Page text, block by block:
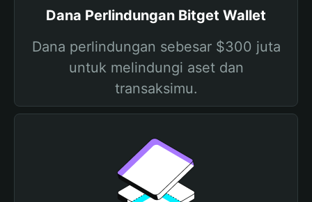
Dana Perlindungan Bitget Wallet
Dana perlindungan sebesar $300 juta
untuk melindungi aset dan
transaksimu.